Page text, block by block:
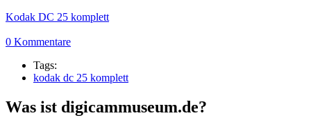
Kodak DC 25 komplett
0 Kommentare
Tags:
kodak dc 25 komplett
Was ist digicammuseum.de?